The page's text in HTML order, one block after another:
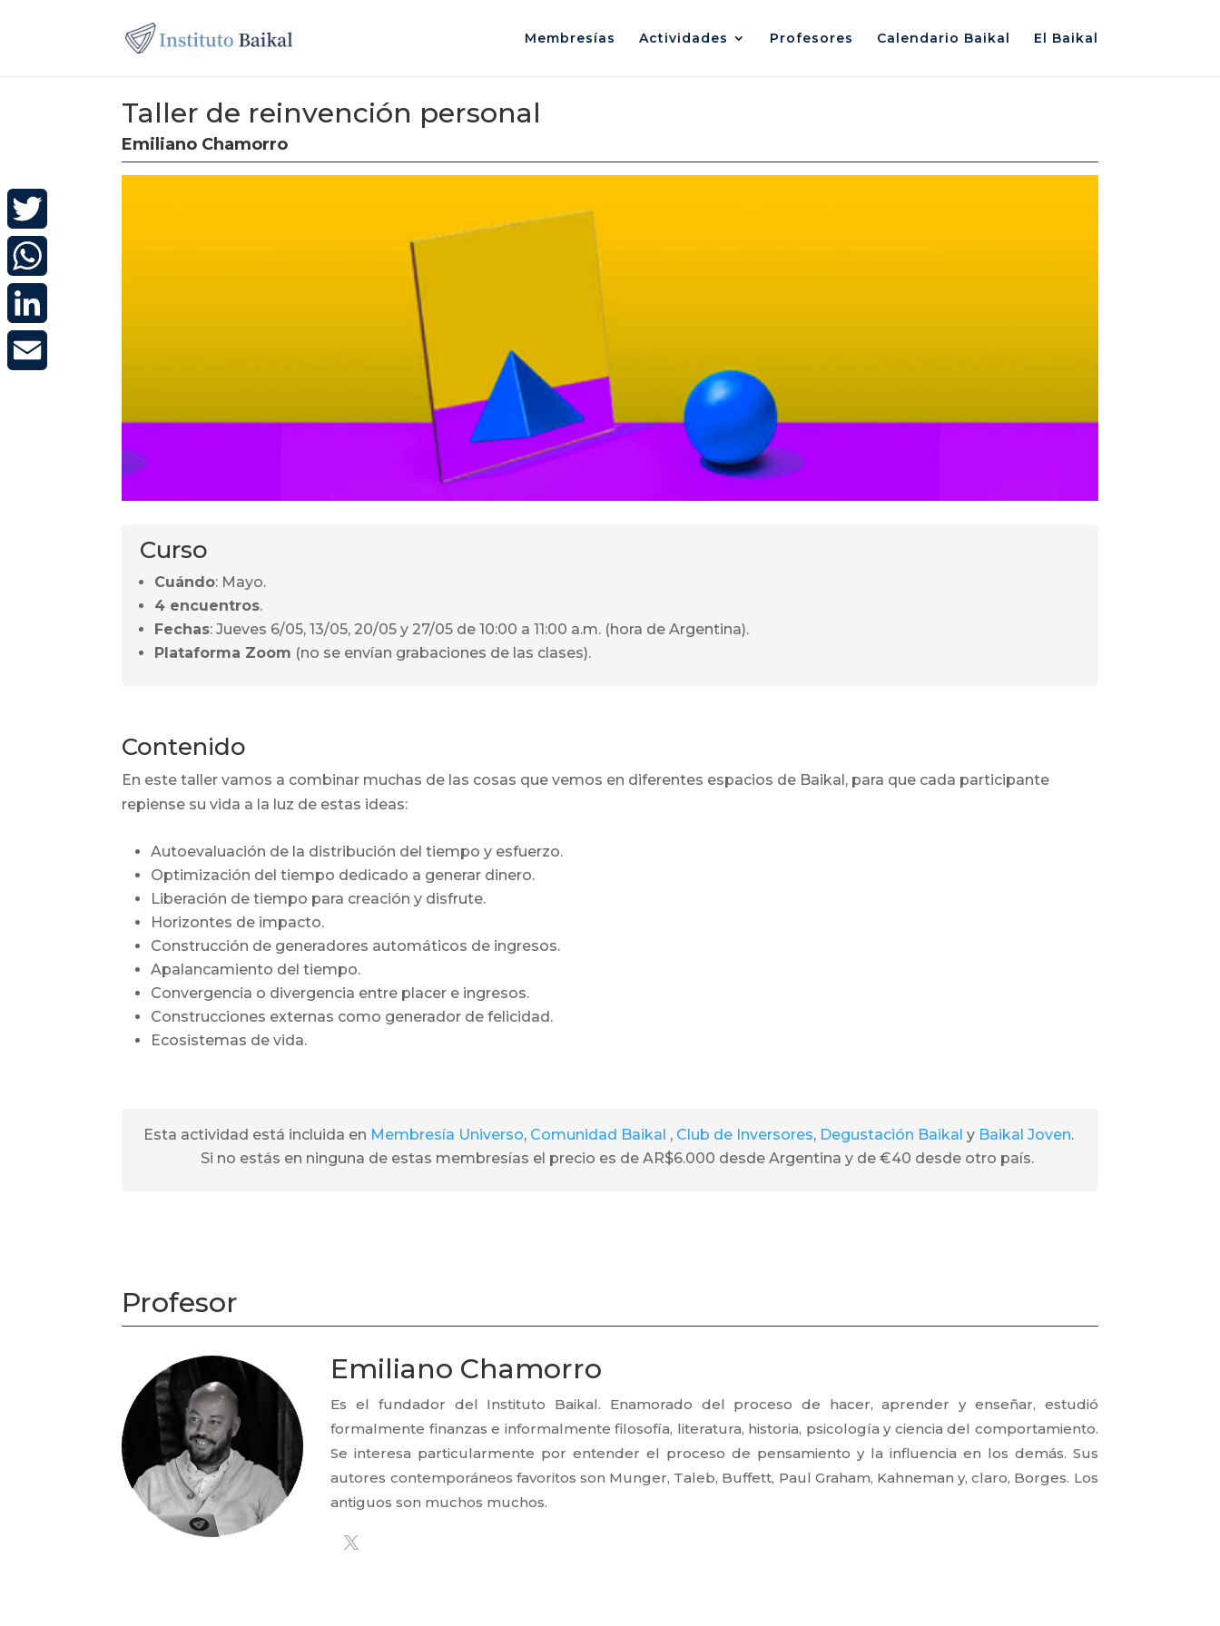
Membresías Actividades Profesores Calendario Baikal El Baikal
Taller de reinvención personal
Emiliano Chamorro
Curso
Cuándo: Mayo.
4 encuentros.
Fechas: Jueves 6/05, 13/05, 20/05 y 27/05 de 10:00 a 11:00 a.m. (hora de Argentina).
Plataforma Zoom (no se envían grabaciones de las clases).
Contenido
En este taller vamos a combinar muchas de las cosas que vemos en diferentes espacios de Baikal, para que cada participante
repiense su vida a la luz de estas ideas:
Autoevaluación de la distribución del tiempo y esfuerzo.
Optimización del tiempo dedicado a generar dinero.
Liberación de tiempo para creación y disfrute.
Horizontes de impacto.
Construcción de generadores automáticos de ingresos.
Apalancamiento del tiempo.
Convergencia o divergencia entre placer e ingresos.
Construcciones externas como generador de felicidad.
Ecosistemas de vida.
Esta actividad está incluida en Membresía Universo, Comunidad Baikal , Club de Inversores, Degustación Baikal y Baikal Joven.
Si no estás en ninguna de estas membresías el precio es de AR$6.000 desde Argentina y de €40 desde otro país.
Profesor
Emiliano Chamorro
Es el fundador del Instituto Baikal. Enamorado del proceso de hacer, aprender y enseñar, estudió
formalmente finanzas e informalmente filosofía, literatura, historia, psicología y ciencia del comportamiento.
Se interesa particularmente por entender el proceso de pensamiento y la influencia en los demás. Sus
autores contemporáneos favoritos son Munger, Taleb, Buffett, Paul Graham, Kahneman y, claro, Borges. Los
antiguos son muchos muchos.
Twitter
WhatsApp
LinkedIn